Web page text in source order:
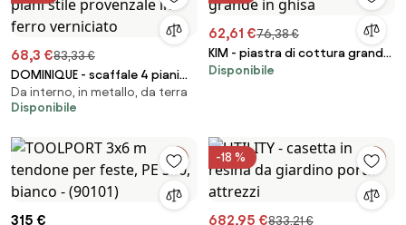
68,3 €83,33 €
DOMINIQUE - scaffale 4 piani
stile provenzale in ferro
verniciato
Da interno, in metallo, da terra
Disponibile
62,61 €76,38 €
KIM - piastra di cottura grande
in ghisa
Disponibile
315 €
-18 %
682,95 €833,21 €